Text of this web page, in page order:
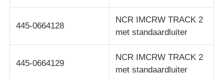
445-0664128
NCR IMCRW TRACK 2
met standaardluiter
445-0664129
NCR IMCRW TRACK 2
met standaardluiter